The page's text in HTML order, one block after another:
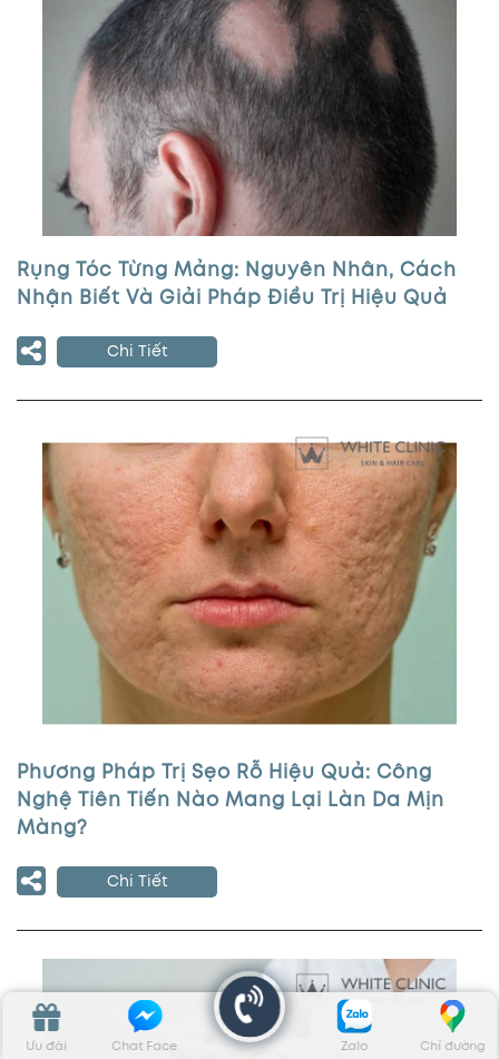
Ưu đãi Chat Face Zalo Chỉ đường
Rụng Tóc Từng Mảng: Nguyên Nhân, Cách
Nhận Biết Và Giải Pháp Điều Trị Hiệu Quả
Chi Tiết
Phương Pháp Trị Sẹo Rỗ Hiệu Quả: Công
Nghệ Tiên Tiến Nào Mang Lại Làn Da Mịn
Màng?
Chi Tiết